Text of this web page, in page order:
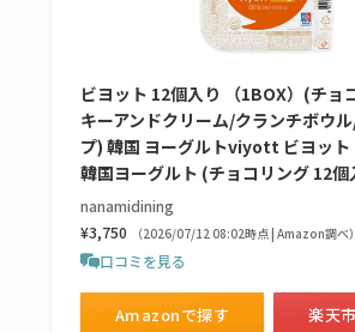
ビヨット 12個入り （1BOX）(チョ
キーアンドクリーム/クランチボウ
プ) 韓国 ヨーグルトviyott ビヨット
韓国ヨーグルト (チョコリング 12個
nanamidining
¥3,750
（2026/07/12 08:02時点 | Amazon調べ）
口コミを見る
Amazonで探す 楽天